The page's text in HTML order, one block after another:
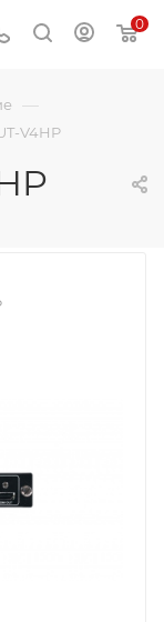
0
—
V4HP